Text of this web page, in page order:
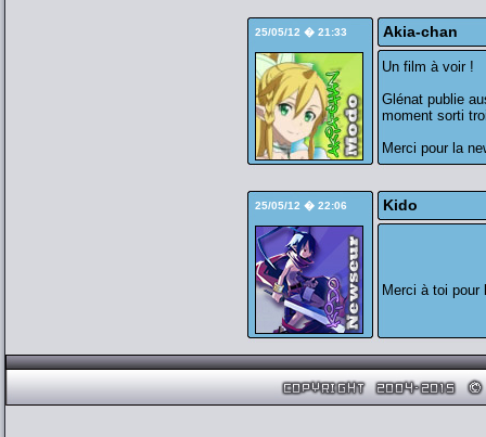
25/05/12 � 21:33 Akia-chan
Un film à voir !
Glénat publie
moment sorti
Merci pour la
25/05/12 � 22:06 Kido
Merci à toi